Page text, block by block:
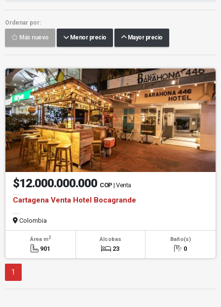
Ordenar por:
Más nuevo Menor precio Mayor precio
$12.000.000.000 COP | Venta
Cartagena Venta Hotel Bocagrande
Colombia
Área m2
901
Alcobas
23
Baño(s)
0
1